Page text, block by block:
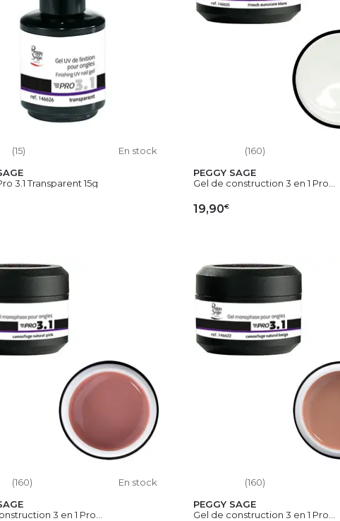
(15)
En stock
3.1 Transparent 15g
(160)
PEGGY SAGE
Gel de construction 3 en 1 Pro...
19,90€
(160)
En stock
3 en 1 Pro...
(160)
PEGGY SAGE
Gel de construction 3 en 1 Pro...